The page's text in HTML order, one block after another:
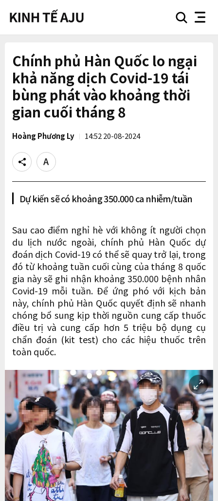
searchnav
Chính phủ Hàn Quốc lo ngại
khả năng dịch Covid-19 tái
bùng phát vào khoảng thời
gian cuối tháng 8
Hoàng Phương Ly 14:52 20-08-2024
Share
Text
size
Dự kiến sẽ có khoảng 350.000 ca nhiễm/tuần
Sau cao điểm nghỉ hè với không ít người chọn
du lịch nước ngoài, chính phủ Hàn Quốc dự
đoán dịch Covid-19 có thể sẽ quay trở lại, trong
đó từ khoảng tuần cuối cùng của tháng 8 quốc
gia này sẽ ghi nhận khoảng 350.000 bệnh nhân
Covid-19 mỗi tuần. Để ứng phó với kịch bản
này, chính phủ Hàn Quốc quyết định sẽ nhanh
chóng bổ sung kịp thời nguồn cung cấp thuốc
điều trị và cung cấp hơn 5 triệu bộ dụng cụ
chẩn đoán (kit test) cho các hiệu thuốc trên
toàn quốc.